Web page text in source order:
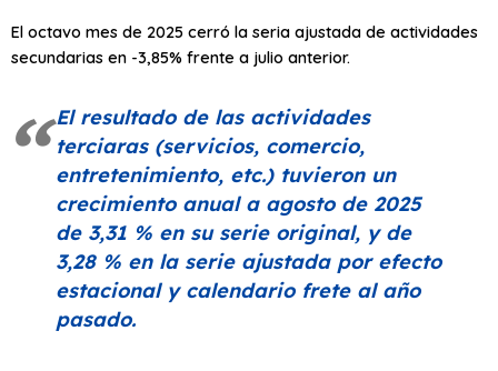
El octavo mes de 2025 cerró la seria ajustada de actividades
secundarias en -3,85% frente a julio anterior.
El resultado de las actividades
terciaras (servicios, comercio,
entretenimiento, etc.) tuvieron un
crecimiento anual a agosto de 2025
de 3,31 % en su serie original, y de
3,28 % en la serie ajustada por efecto
estacional y calendario frete al año
pasado.